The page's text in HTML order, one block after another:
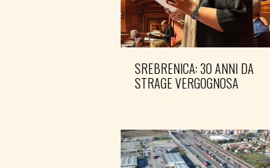
SREBRENICA: 30 ANNI DA
STRAGE VERGOGNOSA